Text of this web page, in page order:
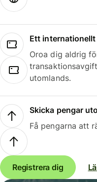
Ett
Oroa dig aldrig
utomlands.
Skicka pengar
Få pengarna att
Registrera dig